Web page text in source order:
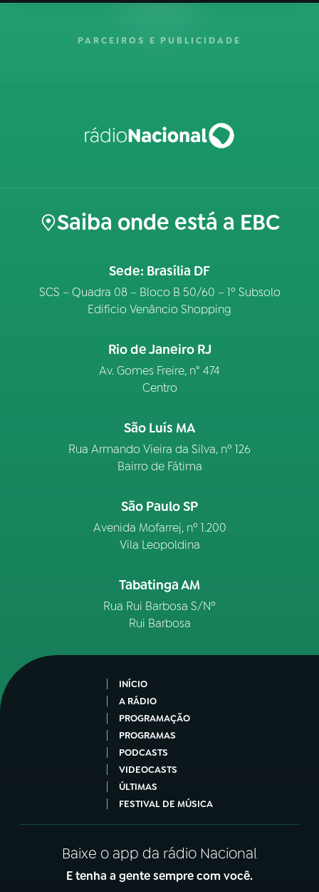
PARCEIROS E PUBLICIDADE
Saiba onde está a EBC
Sede: Brasília DF
SCS – Quadra 08 – Bloco B 50/60 – 1º Subsolo
Edifício Venâncio Shopping
Rio de Janeiro RJ
Av. Gomes Freire, n° 474
Centro
São Luís MA
Rua Armando Vieira da Silva, nº 126
Bairro de Fátima
São Paulo SP
Avenida Mofarrej, nº 1.200
Vila Leopoldina
Tabatinga AM
Rua Rui Barbosa S/Nº
Rui Barbosa
INÍCIO
A RÁDIO
PROGRAMAÇÃO
PROGRAMAS
PODCASTS
VIDEOCASTS
ÚLTIMAS
FESTIVAL DE MÚSICA
Baixe o app da rádio Nacional
E tenha a gente sempre com você.